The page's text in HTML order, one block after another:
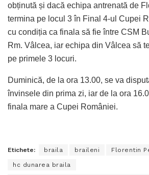
obținută și dacă echipa antrenată de
termina pe locul 3 în Final 4-ul Cupei
cu condiția ca finala să fie între CSM
Rm. Vâlcea, iar echipa din Vâlcea să
pe primele 3 locuri.
Duminică, de la ora 13.00, se va
învinsele din prima zi, iar de la ora
finala mare a Cupei României.
Etichete: braila braileni Florentin
hc dunarea braila